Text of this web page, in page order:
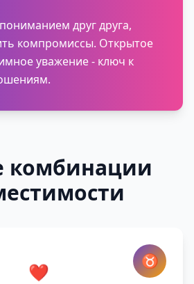
друг друга,
компромиссы. Открытое
уважение - ключ к
комбинации
❤️ ♉